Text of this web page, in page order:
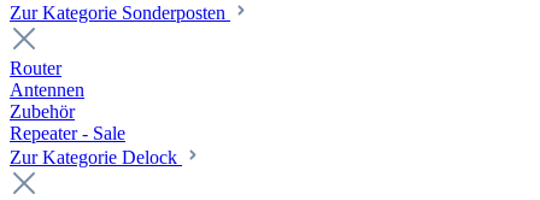
Zur Kategorie Sonderposten
Router
Antennen
Zubehör
Repeater - Sale
Zur Kategorie Delock